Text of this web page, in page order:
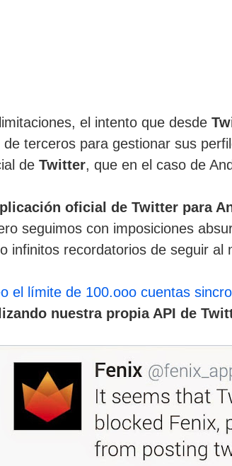
el intento que desde
terceros para gestionar sus
de Twitter, que en el caso de
oficial de Twitter para
seguimos con imposiciones
infinitos recordatorios de seguir al
el límite de 100.ooo cuentas
nuestra propia API de